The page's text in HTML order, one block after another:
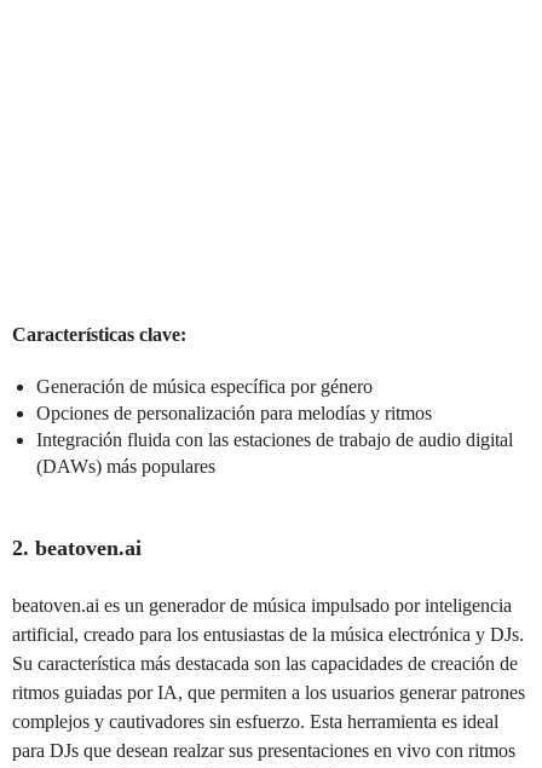
Características clave:
Generación de música específica por género
Opciones de personalización para melodías y ritmos
Integración fluida con las estaciones de trabajo de audio digital
(DAWs) más populares
2. beatoven.ai
beatoven.ai es un generador de música impulsado por inteligencia
artificial, creado para los entusiastas de la música electrónica y DJs.
Su característica más destacada son las capacidades de creación de
ritmos guiadas por IA, que permiten a los usuarios generar patrones
complejos y cautivadores sin esfuerzo. Esta herramienta es ideal
para DJs que desean realzar sus presentaciones en vivo con ritmos